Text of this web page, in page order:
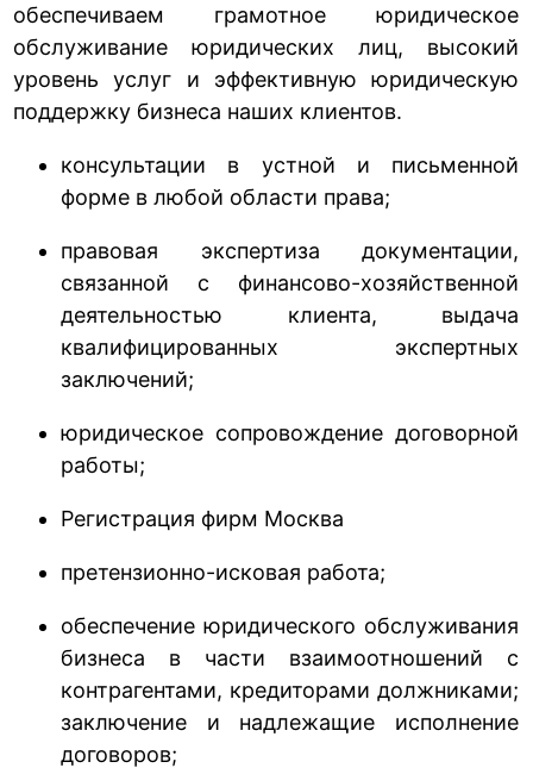
обеспечиваем грамотное юридическое
обслуживание юридических лиц, высокий
уровень услуг и эффективную юридическую
поддержку бизнеса наших клиентов.
консультации в устной и письменной
форме в любой области права;
правовая экспертиза документации,
связанной с финансово-хозяйственной
деятельностью клиента, выдача
квалифицированных экспертных
заключений;
юридическое сопровождение договорной
работы;
Регистрация фирм Москва
претензионно-исковая работа;
обеспечение юридического обслуживания
бизнеса в части взаимоотношений с
контрагентами, кредиторами должниками;
заключение и надлежащие исполнение
договоров;